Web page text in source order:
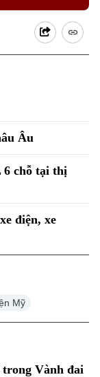
Âu
6 chỗ tại thị
điện, xe
Mỹ
trong Vành đai